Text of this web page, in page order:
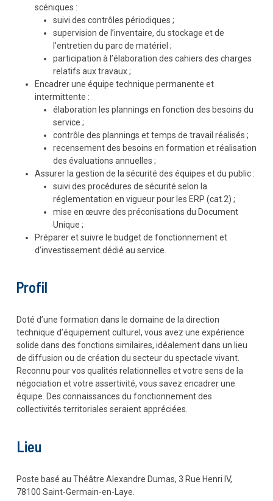
scéniques :
suivi des contrôles périodiques ;
supervision de l’inventaire, du stockage et de
l’entretien du parc de matériel ;
participation à l’élaboration des cahiers des charges
relatifs aux travaux ;
Encadrer une équipe technique permanente et
intermittente :
élaboration les plannings en fonction des besoins du
service ;
contrôle des plannings et temps de travail réalisés ;
recensement des besoins en formation et réalisation
des évaluations annuelles ;
Assurer la gestion de la sécurité des équipes et du public :
suivi des procédures de sécurité selon la
réglementation en vigueur pour les ERP (cat.2) ;
mise en œuvre des préconisations du Document
Unique ;
Préparer et suivre le budget de fonctionnement et
d’investissement dédié au service.
Profil
Doté d’une formation dans le domaine de la direction
technique d’équipement culturel, vous avez une expérience
solide dans des fonctions similaires, idéalement dans un lieu
de diffusion ou de création du secteur du spectacle vivant.
Reconnu pour vos qualités relationnelles et votre sens de la
négociation et votre assertivité, vous savez encadrer une
équipe. Des connaissances du fonctionnement des
collectivités territoriales seraient appréciées.
Lieu
Poste basé au Théâtre Alexandre Dumas, 3 Rue Henri IV,
78100 Saint-Germain-en-Laye.